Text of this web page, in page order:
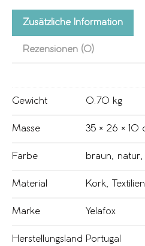
Zusätzliche Information
Rezensionen (0)
Gewicht 0.70 kg
Masse 35 × 26 × 10
Farbe braun, natur,
Material Kork, Textilien
Marke Yelafox
Herstellungsland Portugal